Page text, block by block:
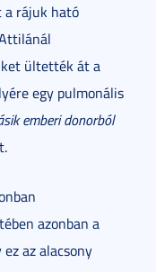
a rájuk ható
ültették át a
egy pulmonális
emberi donorból
azonban a
az alacsony